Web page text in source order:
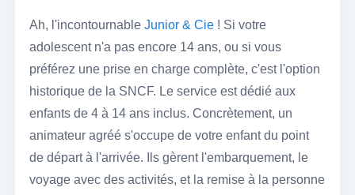
Ah, l'incontournable Junior & Cie! Si votre
adolescent n'a pas encore 14 ans, ou si vous
préférez une prise en charge complète, c'est l'option
historique de la SNCF. Le service est dédié aux
enfants de 4 à 14 ans inclus. Concrètement, un
animateur agréé s'occupe de votre enfant du point
de départ à l'arrivée. Ils gèrent l'embarquement, le
voyage avec des activités, et la remise à la personne